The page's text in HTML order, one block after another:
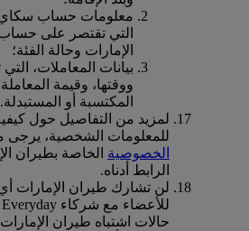
معلومات حساب سكاي
التي تقتصر على
الإمارات وحالة الفئة؛
بيانات المعاملات،
ووقتها، وقيمة
المكتسبة أو المستبدلة.
لمزيد من التفاصيل حول
للمعلومات الشخصية، يرجى
الخصوصية الخاصة بطيران
الرابط أدناه.
لن تشارك طيران الإمارات
حالات اشتباه طيران